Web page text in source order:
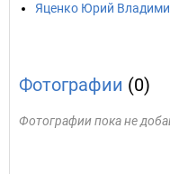
Яценко Юрий
Фотографии (0)
Фотографии пока не